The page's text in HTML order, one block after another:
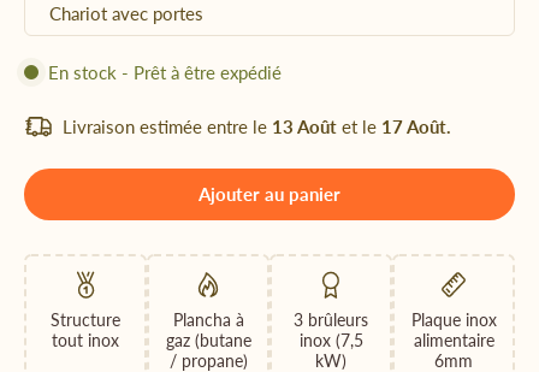
Chariot avec portes
En stock - Prêt à être expédié
Livraison estimée entre le 13 Août et le 17 Août.
Ajouter au panier
Structure
tout inox
Plancha à
gaz (butane
/ propane)
3 brûleurs
inox (7,5
kW)
Plaque inox
alimentaire
6mm